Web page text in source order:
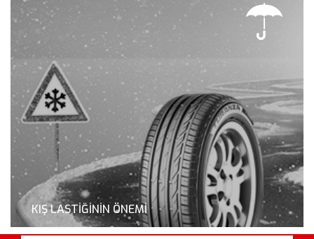
KIŞ LASTİĞİNİN ÖNEMİ
KAHRAMANLAR